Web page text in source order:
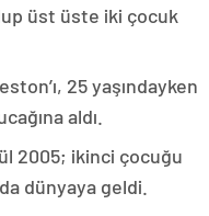
üst üste iki çocuk
25 yaşındayken
aldı.
2005; ikinci çocuğu
dünyaya geldi.